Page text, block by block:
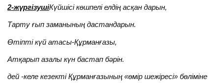
2-жүргізушіКүйшісі көшпелі елдің асқан дарын,
Тарту ғып заманының дастандарын.
Өтіпті күй атасы-Құрманғазы,
Атқарып азалы күн бастап бәрін.
дей -келе кезекті Құрманғазының «өмір шежіресі» бөліміне